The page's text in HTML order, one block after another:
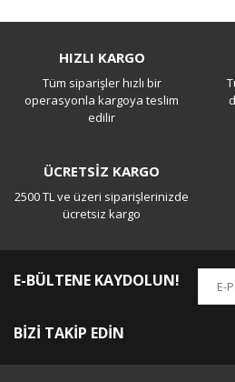
Satın almak istiyorum
Nasıl iletişime geçebiliriz
Yorum Yaz
HIZLI KARGO
Tüm siparişler hızlı bir
operasyonla kargoya teslim
edilir
ÜCRETSİZ KARGO
2500 TL ve üzeri siparişlerinizde
ücretsiz kargo
E-BÜLTENE KAYDOLUN!
BİZİ TAKİP EDİN